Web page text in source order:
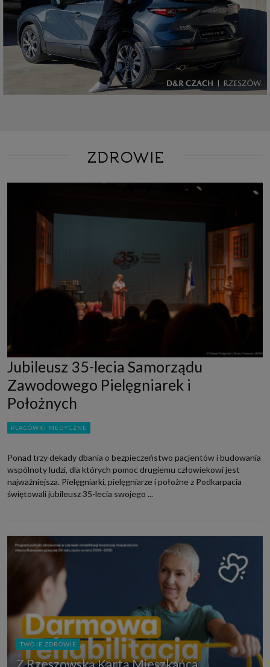
ZDROWIE
Jubileusz 35-lecia Samorządu
Zawodowego Pielęgniarek i
Położnych
PLACÓWKI MEDYCZNE
Ponad trzy dekady dbania o bezpieczeństwo pacjentów i budowania
wspólnoty ludzi, dla których pomoc drugiemu człowiekowi jest
najważniejsza. Pielęgniarki, pielęgniarze i położne z Podkarpacia
świętowali jubileusz 35-lecia swojego ...
TWOJE ZDROWIE
Z Rzeszowską Kartą Mieszkańca